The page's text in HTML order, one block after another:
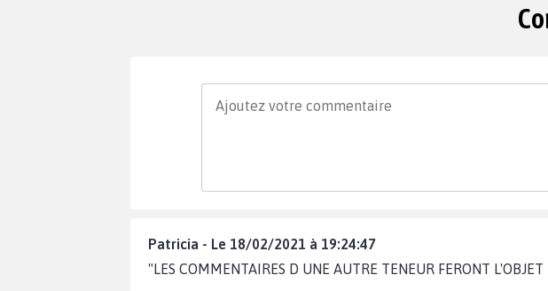
Patricia - Le 18/02/2021 à 19:24:47
"LES COMMENTAIRES D UNE AUTRE TENEUR FERONT